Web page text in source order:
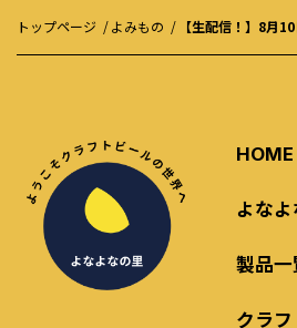
トップページ よみもの 【生配信！】8月
HOME
よな
製品一
クラ